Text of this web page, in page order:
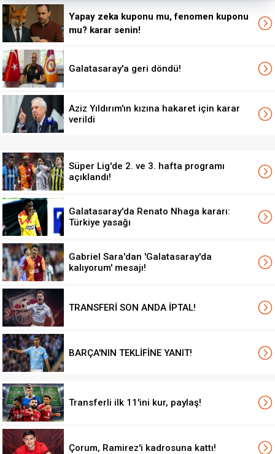
Yapay zeka kuponu mu, fenomen kuponu
mu? karar senin!
Galatasaray'a geri döndü!
Aziz Yıldırım'ın kızına hakaret için karar
verildi
Süper Lig'de 2. ve 3. hafta programı
açıklandı!
Galatasaray'da Renato Nhaga kararı:
Türkiye yasağı
Gabriel Sara'dan 'Galatasaray'da
kalıyorum' mesajı!
TRANSFERİ SON ANDA İPTAL!
BARÇA'NIN TEKLİFİNE YANIT!
Transferli ilk 11'ini kur, paylaş!
Çorum, Ramirez'i kadrosuna kattı!